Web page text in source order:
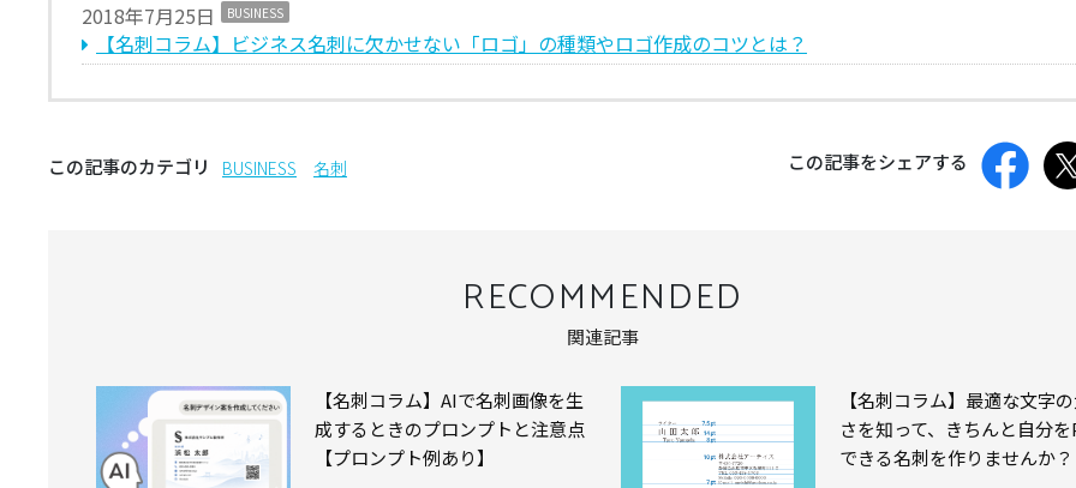
2018年7月25日
BUSINESS
【名刺コラム】ビジネス名刺に欠かせない「ロゴ」の種類やロゴ作成のコツとは？
この記事のカテゴリ BUSINESS 名刺 この記事をシェアする
RECOMMENDED
関連記事
【名刺コラム】AIで名刺画像を生
成するときのプロンプトと注意点
【プロンプト例あり】
【名刺コラム】最適な文字
さを知って、きちんと自分を
できる名刺を作りませんか？